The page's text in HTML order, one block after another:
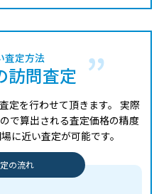
査定方法
訪問査定
定を行わせて頂きます。 実際
で算出される査定価格の精度
に近い査定が可能です。
の流れ